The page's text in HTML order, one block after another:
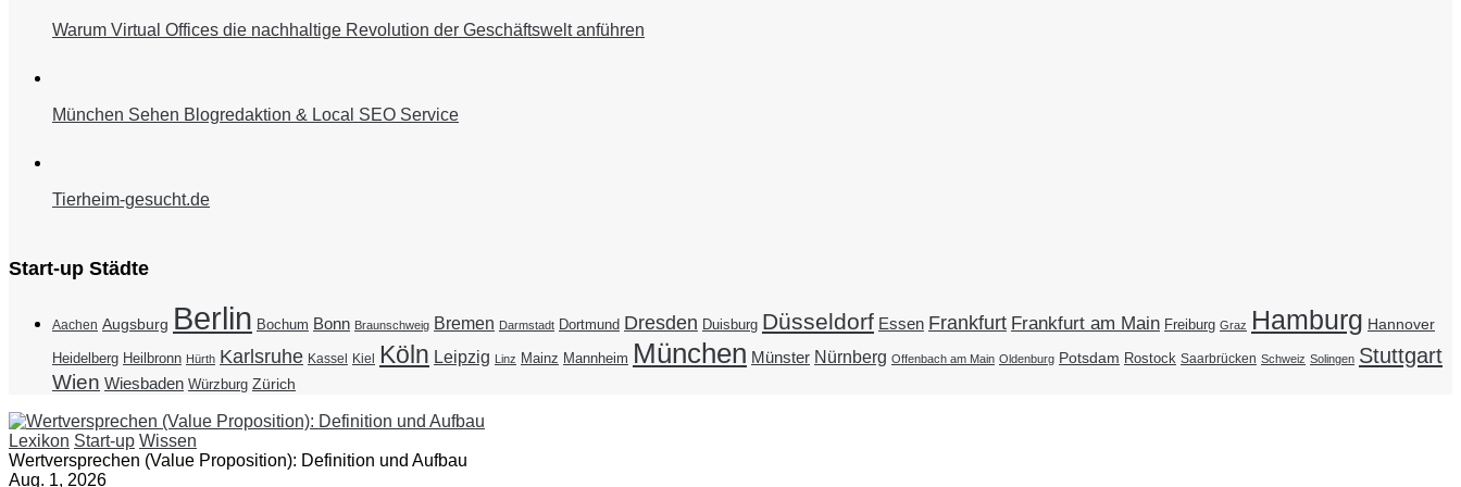
Warum Virtual Offices die nachhaltige Revolution der Geschäftswelt anführen
München Sehen Blogredaktion & Local SEO Service
Tierheim-gesucht.de
Start-up Städte
Aachen Augsburg Berlin Bochum Bonn Braunschweig Bremen Darmstadt Dortmund Dresden Duisburg Düsseldorf Essen Frankfurt Frankfurt am Main Freiburg Graz Hamburg Hannover
Heidelberg Heilbronn Hürth Karlsruhe Kassel Kiel Köln Leipzig Linz Mainz Mannheim München Münster Nürnberg Offenbach am Main Oldenburg Potsdam Rostock Saarbrücken Schweiz Solingen Stuttgart
Wien Wiesbaden Würzburg Zürich
Lexikon Start-up Wissen
Wertversprechen (Value Proposition): Definition und Aufbau
Aug. 1, 2026